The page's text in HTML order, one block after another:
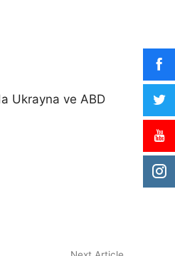
Ukrayna ve ABD